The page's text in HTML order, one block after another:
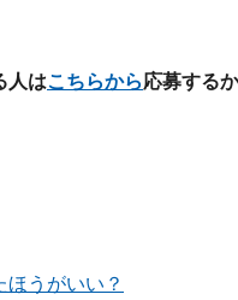
人はこちらから応募する
うがいい？